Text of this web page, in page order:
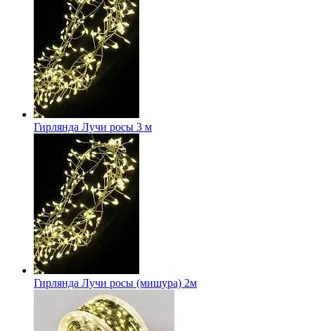
Гирлянда Лучи росы 3 м
Гирлянда Лучи росы (мишура) 2м